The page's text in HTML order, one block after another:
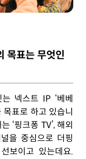
목표는 무엇인
넥스트 IP ‘베베
목표로 하고 있습니
‘핑크퐁 TV’, 해외
을 중심으로 더핑
보이고 있는데요.